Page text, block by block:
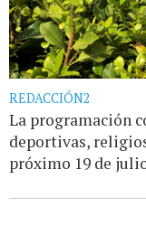
REDACCIÓN2
La programación
deportivas,
próximo 19 de